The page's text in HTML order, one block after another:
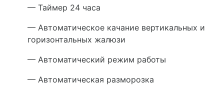
— Таймер 24 часа
— Автоматическое качание вертикальных и
горизонтальных жалюзи
— Автоматический режим работы
— Автоматическая разморозка